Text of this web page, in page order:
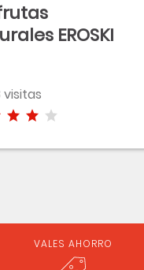
EROSKI
VALES AHORRO